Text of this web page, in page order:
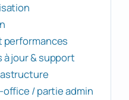
performances
à jour & support
office / partie admin